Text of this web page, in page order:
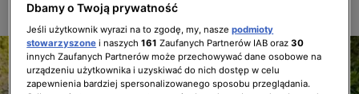
2.08.2023, 13:44
Dbamy o Twoją prywatność
Jeśli użytkownik wyrazi na to zgodę, my, naszepodmioty
stowarzyszone i naszych161 Zaufanych Partnerów IAB oraz30
innych Zaufanych Partnerów może przechowywać dane osobowe na
urządzeniu użytkownika i uzyskiwać do nich dostęp w celu
zapewnienia bardziej spersonalizowanego sposobu przeglądania.